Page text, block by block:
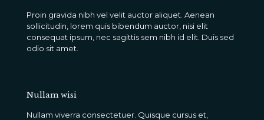
Proin gravida nibh vel velit auctor aliquet. Aenean
sollicitudin, lorem quis bibendum auctor, nisi elit
consequat ipsum, nec sagittis sem nibh id elit. Duis sed
odio sit amet.
Nullam wisi
Nullam viverra consectetuer. Quisque cursus et,